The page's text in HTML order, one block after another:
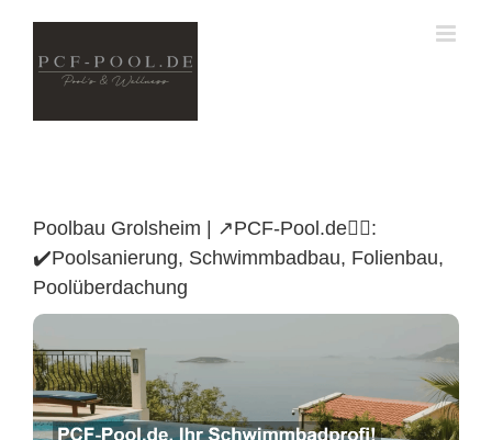
content
Poolbau Grolsheim | ↗️PCF-Pool.de🏊🏼:
✔️Poolsanierung, Schwimmbadbau, Folienbau,
Poolüberdachung